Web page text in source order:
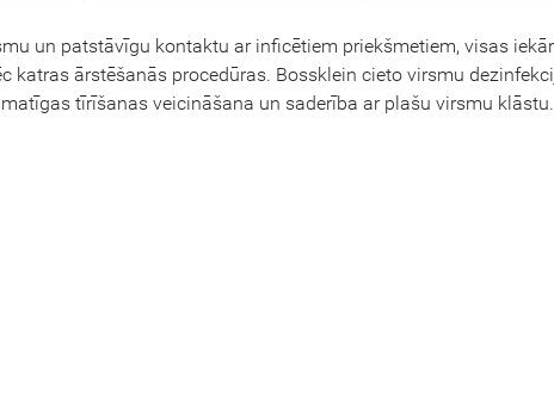
un patstāvīgu kontaktu ar inficētiem priekšmetiem, visas
katras ārstēšanās procedūras. Bossklein cieto virsmu
tīrīšanas veicināšana un saderība ar plašu virsmu klāstu.